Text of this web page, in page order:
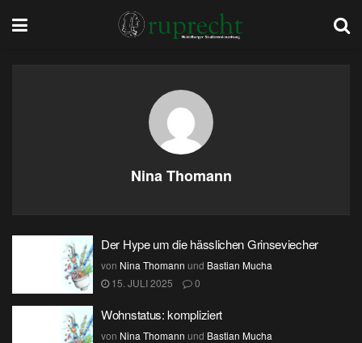
Nina Thomann
Der Hype um die hässlichen Grinseviecher
von Nina Thomann und Bastian Mucha
15. JULI 2025
0
Wohnstatus: kompliziert
von Nina Thomann und Bastian Mucha